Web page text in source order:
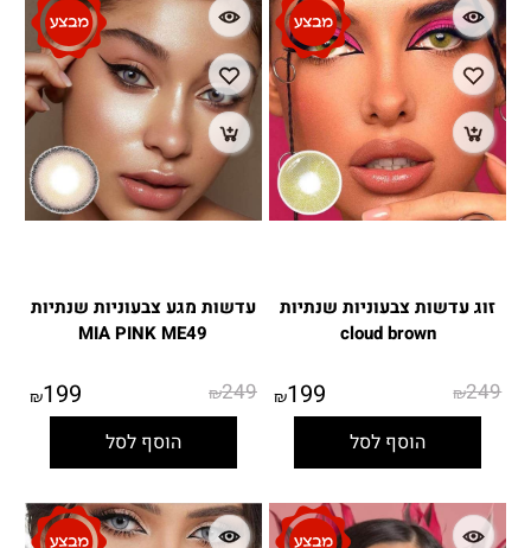
זוג עדשות צבעוניות שנתיות
cloud brown
₪249
₪199
הוסף לסל
עדשות מגע צבעוניות שנתיות
MIA PINK ME49
₪249
₪199
הוסף לסל